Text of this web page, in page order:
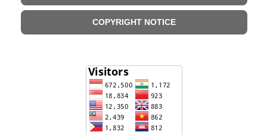
COPYRIGHT NOTICE